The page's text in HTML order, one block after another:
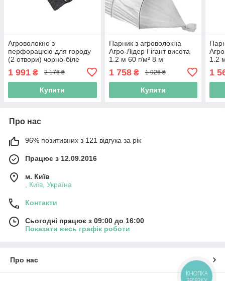
Агроволокно з
перфорацією для городу
(2 отвори) чорно-біле
Shadow 50 гр. 1,07 х 100
м (Niz16933)
1 991 ₴ 2 176 ₴
Купити
Парник з агроволокна
Агро-Лідер Гігант висота
1.2 м 60 г/м² 8 м
1 758₴ 1 926 ₴
Купити
1.2
1
Про нас
96% позитивних з 121 відгука за рік
Працює з 12.09.2016
м. Київ
, Київ, Україна
Контакти
Сьогодні працює з 09:00 до 16:00
Показати весь графік роботи
Про нас
КНОПКА